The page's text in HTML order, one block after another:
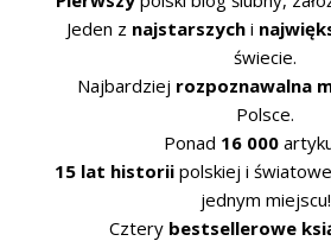
Jeden z najstarszychi
świecie.
Najbardziej rozpoznawalna
Polsce.
Ponad 16 000
15 lat historiipolskiej i
jednym miejscu!
Cztery bestsellerowe